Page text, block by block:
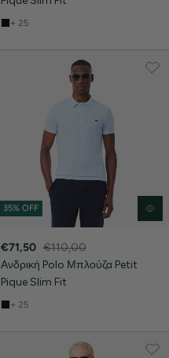
+ 25
35% OFF
€71,50 €110,00
Ανδρική Polo Μπλούζα Petit
Pique Slim Fit
+ 25